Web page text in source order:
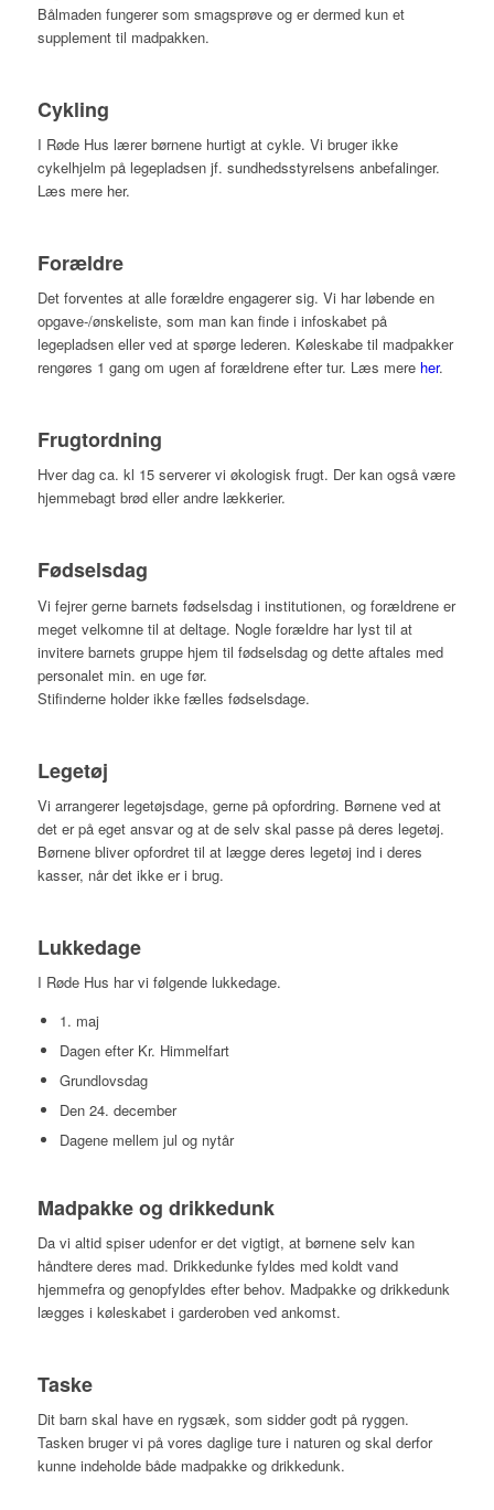
Bålmaden fungerer som smagsprøve og er dermed kun et
supplement til madpakken.
Cykling
I Røde Hus lærer børnene hurtigt at cykle. Vi bruger ikke
cykelhjelm på legepladsen jf. sundhedsstyrelsens anbefalinger.
Læs mere her.
Forældre
Det forventes at alle forældre engagerer sig. Vi har løbende en
opgave-/ønskeliste, som man kan finde i infoskabet på
legepladsen eller ved at spørge lederen. Køleskabe til madpakker
rengøres 1 gang om ugen af forældrene efter tur. Læs mere her.
Frugtordning
Hver dag ca. kl 15 serverer vi økologisk frugt. Der kan også være
hjemmebagt brød eller andre lækkerier.
Fødselsdag
Vi fejrer gerne barnets fødselsdag i institutionen, og forældrene er
meget velkomne til at deltage. Nogle forældre har lyst til at
invitere barnets gruppe hjem til fødselsdag og dette aftales med
personalet min. en uge før.
Stifinderne holder ikke fælles fødselsdage.
Legetøj
Vi arrangerer legetøjsdage, gerne på opfordring. Børnene ved at
det er på eget ansvar og at de selv skal passe på deres legetøj.
Børnene bliver opfordret til at lægge deres legetøj ind i deres
kasser, når det ikke er i brug.
Lukkedage
I Røde Hus har vi følgende lukkedage.
1. maj
Dagen efter Kr. Himmelfart
Grundlovsdag
Den 24. december
Dagene mellem jul og nytår
M​adpakke og drikkedunk​
Da vi altid spiser udenfor er det vigtigt, at børnene selv kan
håndtere deres mad. Drikkedunke fyldes med koldt vand
hjemmefra og genopfyldes efter behov. Madpakke og drikkedunk
lægges i køleskabet i garderoben ved ankomst.
Taske
Dit barn skal have en rygsæk, som sidder godt på ryggen.
Tasken bruger vi på vores daglige ture i naturen og skal derfor
kunne indeholde både madpakke og drikkedunk.